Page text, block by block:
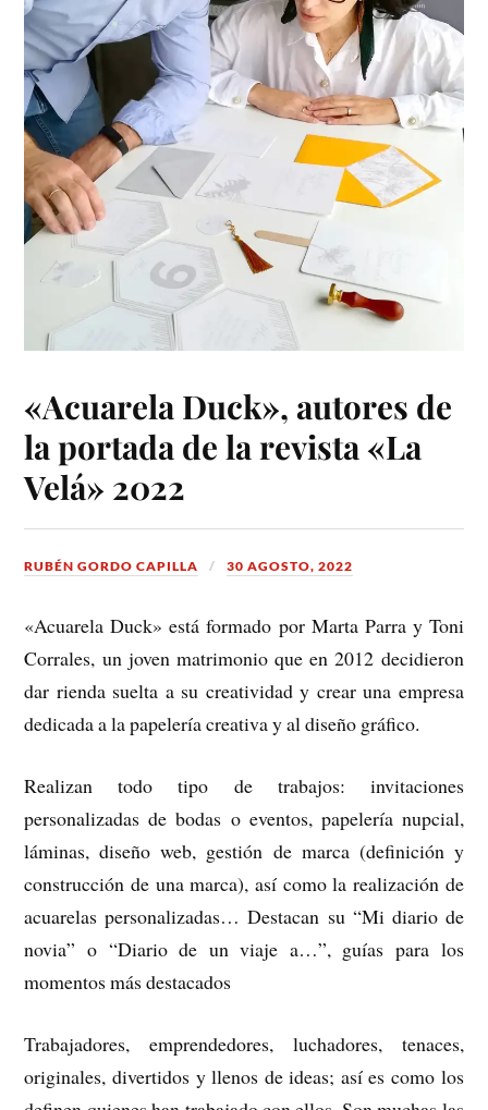
«Acuarela Duck», autores de
la portada de la revista «La
Velá» 2022
RUBÉN GORDO CAPILLA 30 AGOSTO, 2022
«Acuarela Duck» está formado por Marta Parra y Toni
Corrales, un joven matrimonio que en 2012 decidieron
dar rienda suelta a su creatividad y crear una empresa
dedicada a la papelería creativa y al diseño gráfico.
Realizan todo tipo de trabajos: invitaciones
personalizadas de bodas o eventos, papelería nupcial,
láminas, diseño web, gestión de marca (definición y
construcción de una marca), así como la realización de
acuarelas personalizadas… Destacan su “Mi diario de
novia” o “Diario de un viaje a…”, guías para los
momentos más destacados
Trabajadores, emprendedores, luchadores, tenaces,
originales, divertidos y llenos de ideas; así es como los